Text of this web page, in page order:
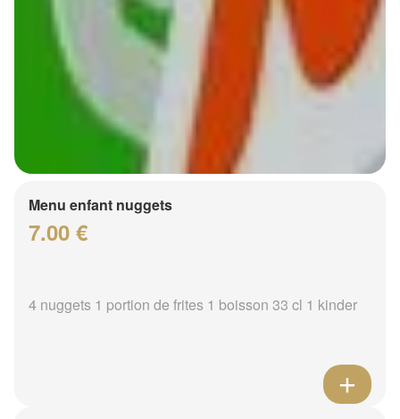
Menu enfant nuggets
7.00 €
4 nuggets 1 portion de frites 1 boisson 33 cl 1 kinder